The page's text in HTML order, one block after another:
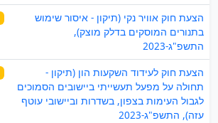
הצעת חוק אוויר נקי (תיקון - איסור שימוש
בתנורים המוסקים בדלק מוצק),
התשפ"ג-2023
הצעת חוק לעידוד השקעות הון (תיקון -
תחולה על מפעל תעשייתי ביישובים הסמוכים
לגבול העימות בצפון, בשדרות וביישובי עוטף
עזה), התשפ"ג-2023